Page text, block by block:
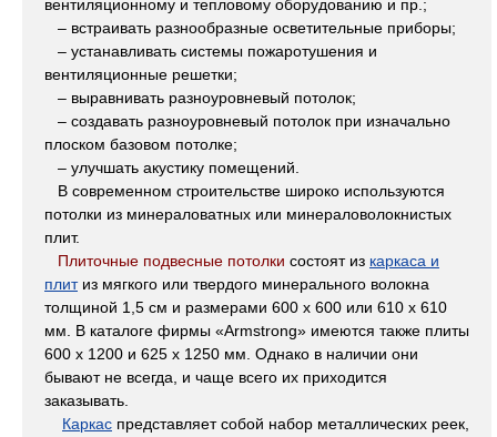
вентиляционному и тепловому оборудованию и пр.;
– встраивать разнообразные осветительные приборы;
– устанавливать системы пожаротушения и
вентиляционные решетки;
– выравнивать разноуровневый потолок;
– создавать разноуровневый потолок при изначально
плоском базовом потолке;
– улучшать акустику помещений.
В современном строительстве широко используются
потолки из минераловатных или минераловолокнистых
плит.
Плиточные подвесные потолки состоят из каркаса и
плитиз мягкого или твердого минерального волокна
толщиной 1,5 см и размерами 600 х 600 или 610 х 610
мм. В каталоге фирмы «Armstrong» имеются также плиты
600 х 1200 и 625 х 1250 мм. Однако в наличии они
бывают не всегда, и чаще всего их приходится
заказывать.
Каркас представляет собой набор металлических реек,